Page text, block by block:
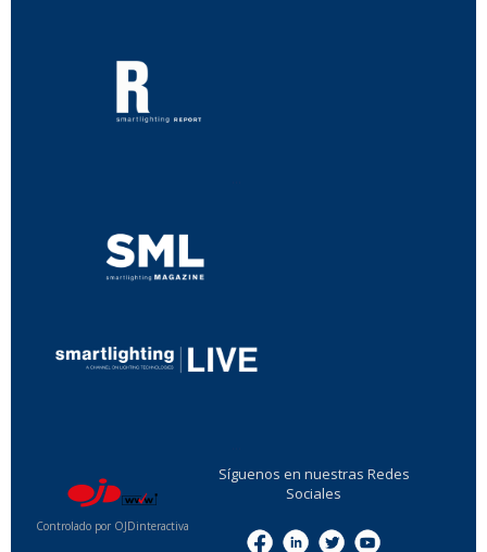
Controlado por OJDinteractiva
Síguenos en nuestras Redes
Sociales